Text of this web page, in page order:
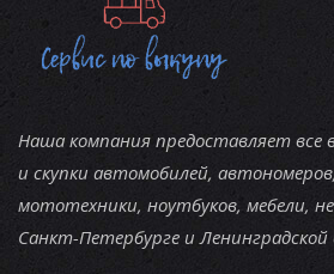
Наша компания предоставляет все
и скупки автомобилей,
мототехники, ноутбуков, мебели,
Санкт-Петербурге и Ленинградской